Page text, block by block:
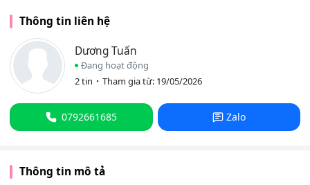
Thông tin liên hệ
Dương Tuấn
Đang hoạt động
2 tin
Tham gia từ: 19/05/2026
0792661685 Zalo
Thông tin mô tả